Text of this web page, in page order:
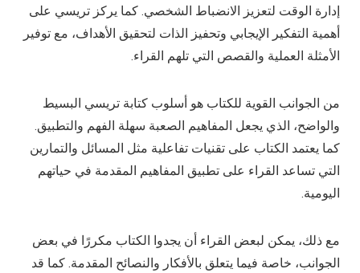
إدارة الوقت لتعزيز الانضباط الشخصي. كما يركز تريسي على
أهمية التفكير الإيجابي وتحفيز الذات لتحقيق الأهداف، مع توفير
الأمثلة العملية والقصص التي تلهم القراء.
من الجوانب القوية للكتاب هو أسلوب كتابة تريسي البسيط
والواضح، الذي يجعل المفاهيم الصعبة سهلة الفهم والتطبيق.
كما يعتمد الكتاب على تقنيات تفاعلية مثل المسائل والتمارين
التي تساعد القراء على تطبيق المفاهيم المقدمة في حياتهم
اليومية.
مع ذلك، يمكن لبعض القراء أن يجدوا الكتاب مكررًا في بعض
الجوانب، خاصة فيما يتعلق بالأفكار والنصائح المقدمة. كما قد